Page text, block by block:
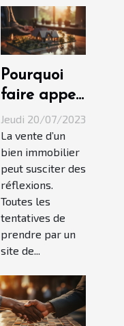
Pourquoi
faire appel
à une
agence
immobilière
?
Jeudi 20/07/2023
La vente d’un
bien immobilier
peut susciter des
réflexions.
Toutes les
tentatives de
prendre par un
site de...